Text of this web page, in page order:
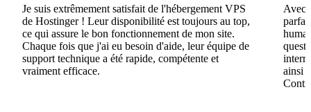
Je suis extrêmement satisfait de l'hébergement VPS
de Hostinger ! Leur disponibilité est toujours au top,
ce qui assure le bon fonctionnement de mon site.
Chaque fois que j'ai eu besoin d'aide, leur équipe de
support technique a été rapide, compétente et
vraiment efficace.
Avec
ainsi